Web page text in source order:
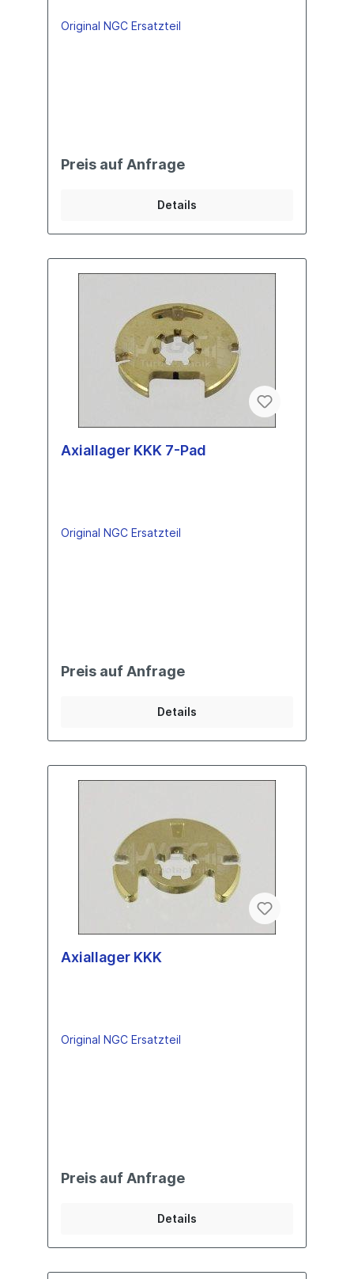
Original NGC Ersatzteil
Preis auf Anfrage
Details
Axiallager KKK 7-Pad
Original NGC Ersatzteil
Preis auf Anfrage
Details
Axiallager KKK
Original NGC Ersatzteil
Preis auf Anfrage
Details